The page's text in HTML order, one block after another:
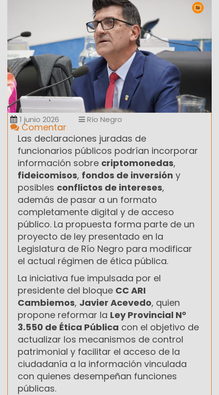
1 junio 2026 Río Negro
Comentar
Las declaraciones juradas de
funcionarios públicos podrían incorporar
información sobre criptomonedas,
fideicomisos, fondos de inversión y
posibles conflictos de intereses,
además de pasar a un formato
completamente digital y de acceso
público. La propuesta forma parte de un
proyecto de ley presentado en la
Legislatura de Río Negro para modificar
el actual régimen de ética pública.
La iniciativa fue impulsada por el
presidente del bloque CC ARI
Cambiemos, Javier Acevedo, quien
propone reformar la Ley Provincial N°
3.550 de Ética Pública con el objetivo de
actualizar los mecanismos de control
patrimonial y facilitar el acceso de la
ciudadanía a la información vinculada
con quienes desempeñan funciones
públicas.